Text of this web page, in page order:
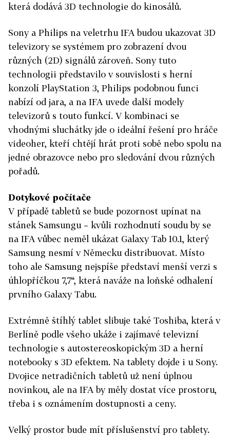
která dodává 3D technologie do kinosálů.
Sony a Philips na veletrhu IFA budou ukazovat 3D
televizory se systémem pro zobrazení dvou
různých (2D) signálů zároveň. Sony tuto
technologii představilo v souvislosti s herní
konzolí PlayStation 3, Philips podobnou funci
nabízí od jara, a na IFA uvede další modely
televizorů s touto funkcí. V kombinaci se
vhodnými sluchátky jde o ideální řešení pro hráče
videoher, kteří chtějí hrát proti sobě nebo spolu na
jedné obrazovce nebo pro sledování dvou různých
pořadů.
Dotykové počítače
V případě tabletů se bude pozornost upínat na
stánek Samsungu – kvůli rozhodnutí soudu by se
na IFA vůbec neměl ukázat Galaxy Tab 10.1, který
Samsung nesmí v Německu distribuovat. Místo
toho ale Samsung nejspíše představí menší verzi s
úhlopříčkou 7,7“, která naváže na loňské odhalení
prvního Galaxy Tabu.
Extrémně štíhlý tablet slibuje také Toshiba, která v
Berlíně podle všeho ukáže i zajímavé televizní
technologie s autostereoskopickým 3D a herní
notebooky s 3D efektem. Na tablety dojde i u Sony.
Dvojice netradičních tabletů už není úplnou
novinkou, ale na IFA by měly dostat více prostoru,
třeba i s oznámením dostupnosti a ceny.
Velký prostor bude mít příslušenství pro tablety.